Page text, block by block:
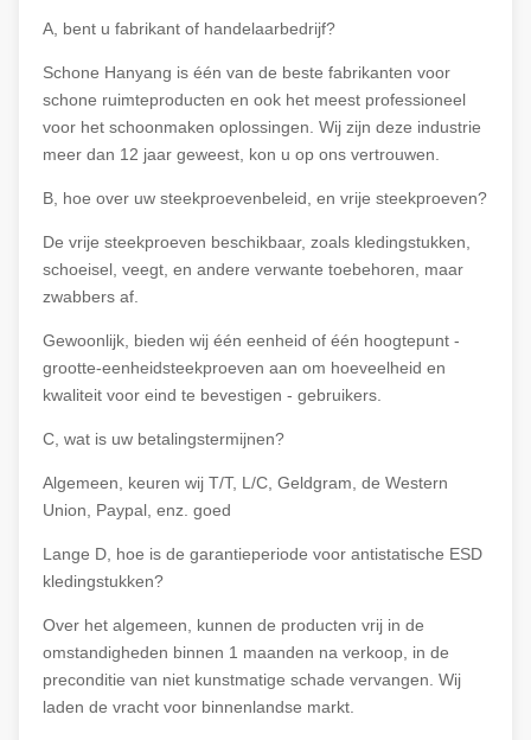
A, bent u fabrikant of handelaarbedrijf?
Schone Hanyang is één van de beste fabrikanten voor
schone ruimteproducten en ook het meest professioneel
voor het schoonmaken oplossingen. Wij zijn deze industrie
meer dan 12 jaar geweest, kon u op ons vertrouwen.
B, hoe over uw steekproevenbeleid, en vrije steekproeven?
De vrije steekproeven beschikbaar, zoals kledingstukken,
schoeisel, veegt, en andere verwante toebehoren, maar
zwabbers af.
Gewoonlijk, bieden wij één eenheid of één hoogtepunt -
grootte-eenheidsteekproeven aan om hoeveelheid en
kwaliteit voor eind te bevestigen - gebruikers.
C, wat is uw betalingstermijnen?
Algemeen, keuren wij T/T, L/C, Geldgram, de Western
Union, Paypal, enz. goed
Lange D, hoe is de garantieperiode voor antistatische ESD
kledingstukken?
Over het algemeen, kunnen de producten vrij in de
omstandigheden binnen 1 maanden na verkoop, in de
preconditie van niet kunstmatige schade vervangen. Wij
laden de vracht voor binnenlandse markt.